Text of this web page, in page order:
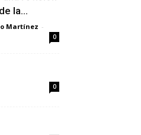
la...
Martínez -
0
0